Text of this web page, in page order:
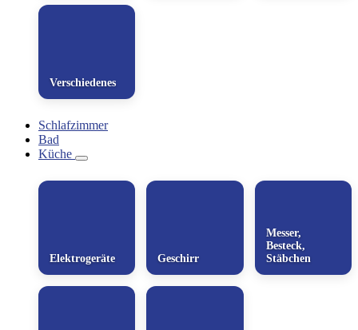
Verschiedenes
Schlafzimmer
Bad
Küche
Elektrogeräte Geschirr
Messer,
Besteck,
Stäbchen